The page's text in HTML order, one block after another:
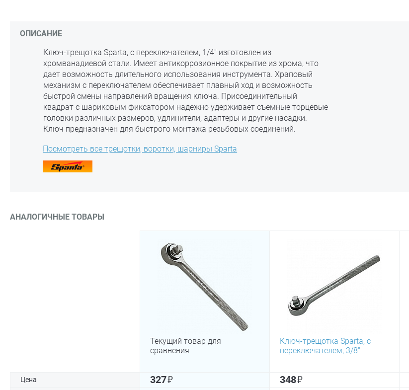
ОПИСАНИЕ
Ключ-трещотка Sparta, с переключателем, 1/4" изготовлен из
хромванадиевой стали. Имеет антикоррозионное покрытие из хрома, что
дает возможность длительного использования инструмента. Храповый
механизм с переключателем обеспечивает плавный ход и возможность
быстрой смены направлений вращения ключа. Присоединительный
квадрат с шариковым фиксатором надежно удерживает съемные торцевые
головки различных размеров, удлинители, адаптеры и другие насадки.
Ключ предназначен для быстрого монтажа резьбовых соединений.
Посмотреть все трещотки, воротки, шарниры Sparta
АНАЛОГИЧНЫЕ ТОВАРЫ
Текущий товар для
сравнения
Ключ-трещотка Sparta, с
переключателем, 3/8"
Цена 327₽ 348₽